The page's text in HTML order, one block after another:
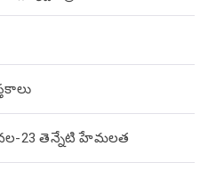
23 తెన్నేటి హేమలత